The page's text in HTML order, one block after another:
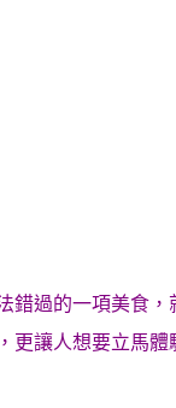
錯過的一項美食，
更讓人想要立馬體